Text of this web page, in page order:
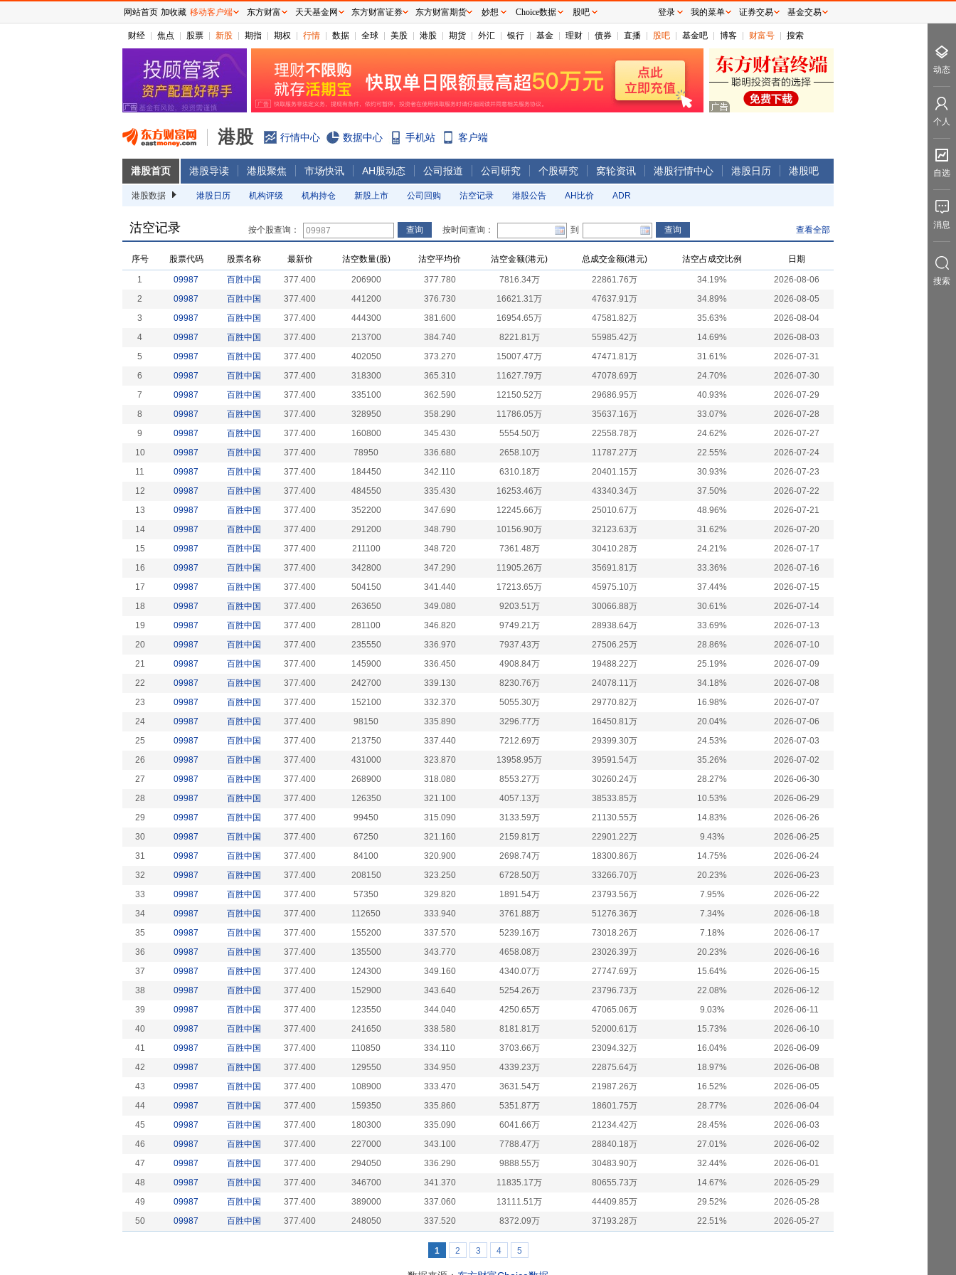
财经 焦点 股票 新股 期指 期权 行情 数据 全球 美股 港股 期货 外汇 银行 基金 理财 债券 直播 股吧 基金吧 博客 财富号 搜索
港股 行情中心 数据中心 手机站 客户端
港股首页 港股导读 港股聚焦 市场快讯 AH股动态 公司报道 公司研究 个股研究 窝轮资讯 港股行情中心 港股日历 港股吧
港股数据 港股日历 机构评级 机构持仓 新股上市 公司回购 沽空记录 港股公告 AH比价 ADR
沽空记录 按个股查询： 按时间查询： 到 查看全部
序号 股票代码 股票名称 最新价 沽空数量(股) 沽空平均价 沽空金额(港元) 总成交金额(港元) 沽空占成交比例 日期
1 09987 百胜中国 377.400 206900 377.780 7816.34万 22861.76万 34.19%
2026-08-06
2
09987 百胜中国 377.400 441200 376.730 16621.31万 47637.91万 34.89%
2026-08-05
3
09987 百胜中国 377.400 444300 381.600 16954.65万 47581.82万 35.63%
2026-08-04
4
09987 百胜中国 377.400 213700 384.740 8221.81万 55985.42万 14.69%
2026-08-03
5
09987 百胜中国 377.400 402050 373.270 15007.47万 47471.81万 31.61%
2026-07-31
6
09987 百胜中国 377.400 318300 365.310 11627.79万 47078.69万 24.70%
2026-07-30
7
09987 百胜中国 377.400 335100 362.590 12150.52万 29686.95万 40.93%
2026-07-29
8
09987 百胜中国 377.400 328950 358.290 11786.05万 35637.16万 33.07%
2026-07-28
9
09987 百胜中国 377.400 160800 345.430 5554.50万 22558.78万 24.62%
2026-07-27
10
09987 百胜中国 377.400 78950 336.680 2658.10万 11787.27万 22.55%
2026-07-24
11
09987 百胜中国 377.400 184450 342.110 6310.18万 20401.15万 30.93%
2026-07-23
12
09987 百胜中国 377.400 484550 335.430 16253.46万 43340.34万 37.50%
2026-07-22
13
09987 百胜中国 377.400 352200 347.690 12245.66万 25010.67万 48.96%
2026-07-21
14
09987 百胜中国 377.400 291200 348.790 10156.90万 32123.63万 31.62%
2026-07-20
15
09987 百胜中国 377.400 211100 348.720 7361.48万 30410.28万 24.21%
2026-07-17
16
09987 百胜中国 377.400 342800 347.290 11905.26万 35691.81万 33.36%
2026-07-16
17
09987 百胜中国 377.400 504150 341.440 17213.65万 45975.10万 37.44%
2026-07-15
18
09987 百胜中国 377.400 263650 349.080 9203.51万 30066.88万 30.61%
2026-07-14
19
09987 百胜中国 377.400 281100 346.820 9749.21万 28938.64万 33.69%
2026-07-13
20
09987 百胜中国 377.400 235550 336.970 7937.43万 27506.25万 28.86%
2026-07-10
21
09987 百胜中国 377.400 145900 336.450 4908.84万 19488.22万 25.19%
2026-07-09
22
09987 百胜中国 377.400 242700 339.130 8230.76万 24078.11万 34.18%
2026-07-08
23
09987 百胜中国 377.400 152100 332.370 5055.30万 29770.82万 16.98%
2026-07-07
24
09987 百胜中国 377.400 98150 335.890 3296.77万 16450.81万 20.04%
2026-07-06
25
09987 百胜中国 377.400 213750 337.440 7212.69万 29399.30万 24.53%
2026-07-03
26
09987 百胜中国 377.400 431000 323.870 13958.95万 39591.54万 35.26%
2026-07-02
27
09987 百胜中国 377.400 268900 318.080 8553.27万 30260.24万 28.27%
2026-06-30
28
09987 百胜中国 377.400 126350 321.100 4057.13万 38533.85万 10.53%
2026-06-29
29
09987 百胜中国 377.400 99450 315.090 3133.59万 21130.55万 14.83%
2026-06-26
30
09987 百胜中国 377.400 67250 321.160 2159.81万 22901.22万 9.43%
2026-06-25
31
09987 百胜中国 377.400 84100 320.900 2698.74万 18300.86万 14.75%
2026-06-24
32
09987 百胜中国 377.400 208150 323.250 6728.50万 33266.70万 20.23%
2026-06-23
33
09987 百胜中国 377.400 57350 329.820 1891.54万 23793.56万 7.95%
2026-06-22
34
09987 百胜中国 377.400 112650 333.940 3761.88万 51276.36万 7.34%
2026-06-18
35
09987 百胜中国 377.400 155200 337.570 5239.16万 73018.26万 7.18%
2026-06-17
36
09987 百胜中国 377.400 135500 343.770 4658.08万 23026.39万 20.23%
2026-06-16
37
09987 百胜中国 377.400 124300 349.160 4340.07万 27747.69万 15.64%
2026-06-15
38
09987 百胜中国 377.400 152900 343.640 5254.26万 23796.73万 22.08%
2026-06-12
39
09987 百胜中国 377.400 123550 344.040 4250.65万 47065.06万 9.03%
2026-06-11
40
09987 百胜中国 377.400 241650 338.580 8181.81万 52000.61万 15.73%
2026-06-10
41
09987 百胜中国 377.400 110850 334.110 3703.66万 23094.32万 16.04%
2026-06-09
42
09987 百胜中国 377.400 129550 334.950 4339.23万 22875.64万 18.97%
2026-06-08
43
09987 百胜中国 377.400 108900 333.470 3631.54万 21987.26万 16.52%
2026-06-05
44
09987 百胜中国 377.400 159350 335.860 5351.87万 18601.75万 28.77%
2026-06-04
45
09987 百胜中国 377.400 180300 335.090 6041.66万 21234.42万 28.45%
2026-06-03
46
09987 百胜中国 377.400 227000 343.100 7788.47万 28840.18万 27.01%
2026-06-02
47
09987 百胜中国 377.400 294050 336.290 9888.55万 30483.90万 32.44%
2026-06-01
48
09987 百胜中国 377.400 346700 341.370 11835.17万 80655.73万 14.67%
2026-05-29
49
09987 百胜中国 377.400 389000 337.060 13111.51万 44409.85万 29.52%
2026-05-28
50
09987 百胜中国 377.400 248050 337.520 8372.09万 37193.28万 22.51% 2026-05-27
1 2 3 4 5
网站首页 加收藏 移动客户端 东方财富 天天基金网 东方财富证券 东方财富期货 妙想 Choice数据 股吧 登录 我的菜单 证券交易 基金交易
动态
个人
自选
消息
搜索